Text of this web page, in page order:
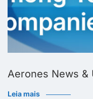
Aerones News &
Leia mais